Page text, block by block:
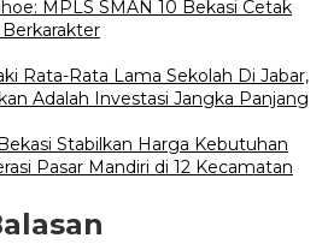
MPLS SMAN 10 Bekasi Cetak
Berkarakter
Rata-Rata Lama Sekolah Di Jabar,
Adalah Investasi Jangka Panjang
Stabilkan Harga Kebutuhan
Pasar Mandiri di 12 Kecamatan